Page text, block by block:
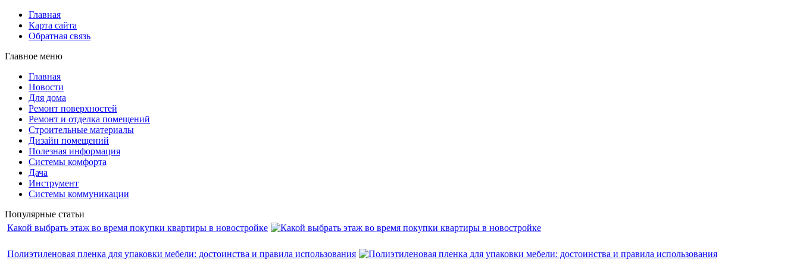
Главная
Карта сайта
Обратная связь
Главное меню
Главная
Новости
Для дома
Ремонт поверхностей
Ремонт и отделка помещений
Строительные материалы
Дизайн помещений
Полезная информация
Системы комфорта
Дача
Инструмент
Системы коммуникации
Популярные статьи
Какой выбрать этаж во время покупки квартиры в новостройке
Полиэтиленовая пленка для упаковки мебели: достоинства и правила использования